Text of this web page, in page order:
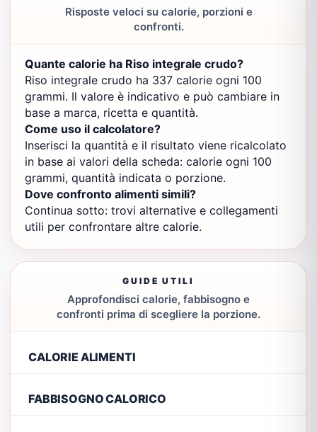
Risposte veloci su calorie, porzioni e
confronti.
Quante calorie ha Riso integrale crudo?
Riso integrale crudo ha 337 calorie ogni 100
grammi. Il valore è indicativo e può cambiare in
base a marca, ricetta e quantità.
Come uso il calcolatore?
Inserisci la quantità e il risultato viene ricalcolato
in base ai valori della scheda: calorie ogni 100
grammi, quantità indicata o porzione.
Dove confronto alimenti simili?
Continua sotto: trovi alternative e collegamenti
utili per confrontare altre calorie.
GUIDE UTILI
Approfondisci calorie, fabbisogno e
confronti prima di scegliere la porzione.
CALORIE ALIMENTI
FABBISOGNO CALORICO